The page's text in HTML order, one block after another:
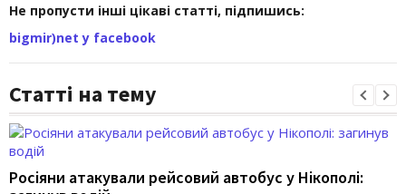
Не пропусти інші цікаві статті, підпишись:
bigmir)net у facebook
Статті на тему
Росіяни атакували рейсовий автобус у Нікополі: